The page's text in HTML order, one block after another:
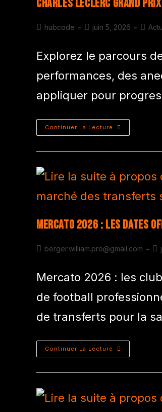
Charles Leclerc Grand
hubcode juin 5, 2026
Explorez le parcours
performances, des
appliquer pour
Continuer La Lecture
Mercato 2026 : les dates
berger.william.pro@gmail.com
Mercato 2026 : les
de football
de transferts pour la
Continuer La Lecture